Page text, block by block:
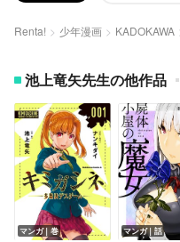
Renta! 少年漫画 KADOKAWA
池上竜矢先生の他作品
マンガ｜巻 マンガ｜話